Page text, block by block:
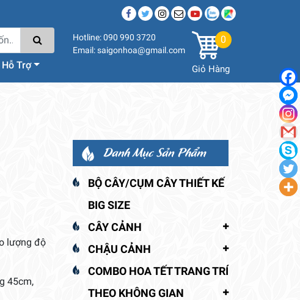
Hỗ Trợ
Hotline: 090 990 3720
Email: saigonhoa@gmail.com
0
Giỏ Hàng
lượng độ
45cm,
Danh Mục Sản Phẩm
BỘ CÂY/CỤM CÂY THIẾT KẾ
BIG SIZE
CÂY CẢNH
CHẬU CẢNH
COMBO HOA TẾT TRANG TRÍ
THEO KHÔNG GIAN